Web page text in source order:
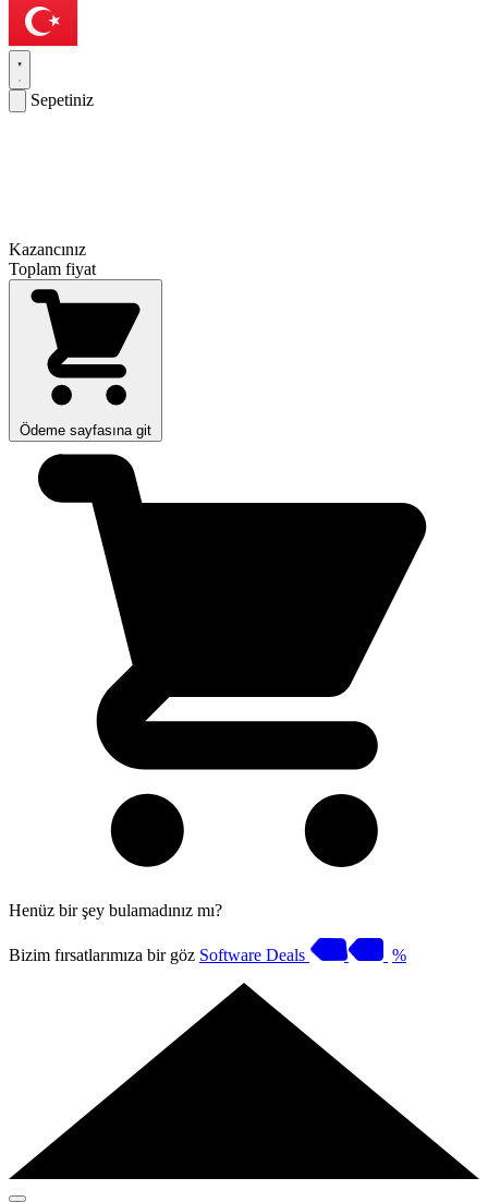
Sepetiniz
Kazancınız
Toplam fiyat
Ödeme sayfasına git
Henüz bir şey bulamadınız mı?
Bizim fırsatlarımıza bir göz Software Deals %